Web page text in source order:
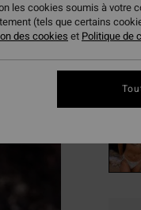
BONS
les cookies soumis à votre
(tels que certains
des cookies et Politique de